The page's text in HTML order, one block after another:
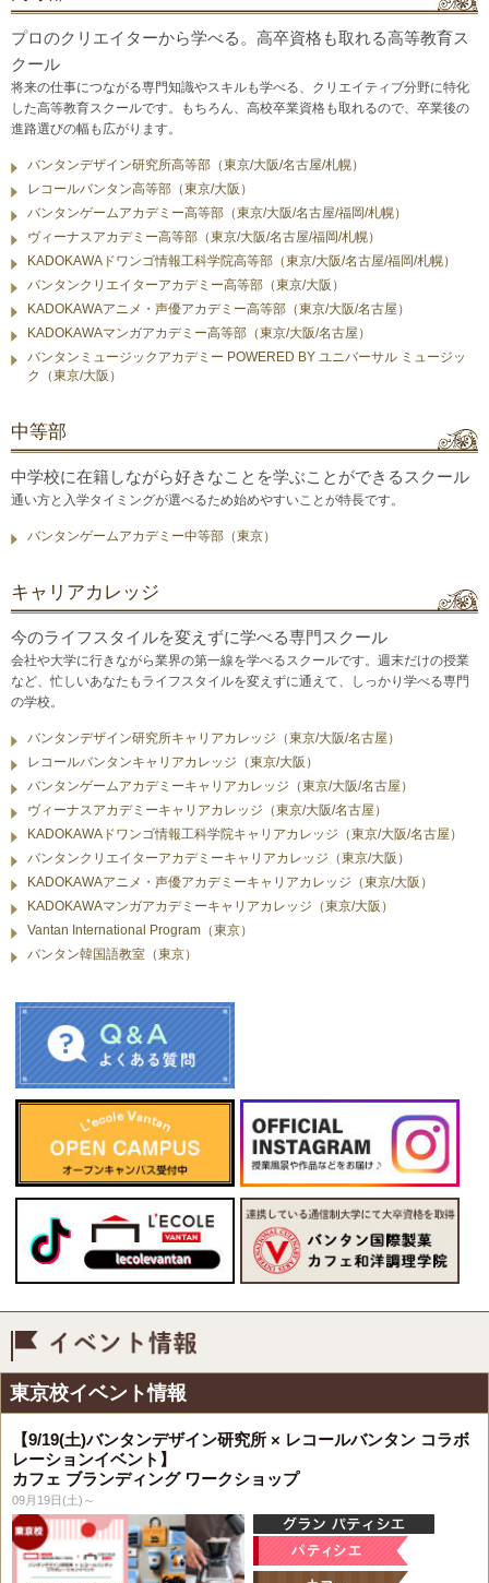
プロのクリエイターから学べる。高卒資格も取れる高等教育ス
クール
将来の仕事につながる専門知識やスキルも学べる、クリエイティブ分野に特化
した高等教育スクールです。もちろん、高校卒業資格も取れるので、卒業後の
進路選びの幅も広がります。
バンタンデザイン研究所高等部（東京/大阪/名古屋/札幌）
レコールバンタン高等部（東京/大阪）
バンタンゲームアカデミー高等部（東京/大阪/名古屋/福岡/札幌）
ヴィーナスアカデミー高等部（東京/大阪/名古屋/福岡/札幌）
KADOKAWAドワンゴ情報工科学院高等部（東京/大阪/名古屋/福岡/札幌）
バンタンクリエイターアカデミー高等部（東京/大阪）
KADOKAWAアニメ・声優アカデミー高等部（東京/大阪/名古屋）
KADOKAWAマンガアカデミー高等部（東京/大阪/名古屋）
バンタンミュージックアカデミー POWERED BY ユニバーサル ミュージッ
ク（東京/大阪）
中等部
中学校に在籍しながら好きなことを学ぶことができるスクール
通い方と入学タイミングが選べるため始めやすいことが特長です。
バンタンゲームアカデミー中等部（東京）
キャリアカレッジ
今のライフスタイルを変えずに学べる専門スクール
会社や大学に行きながら業界の第一線を学べるスクールです。週末だけの授業
など、忙しいあなたもライフスタイルを変えずに通えて、しっかり学べる専門
の学校。
バンタンデザイン研究所キャリアカレッジ（東京/大阪/名古屋）
レコールバンタンキャリアカレッジ（東京/大阪）
バンタンゲームアカデミーキャリアカレッジ（東京/大阪/名古屋）
ヴィーナスアカデミーキャリアカレッジ（東京/大阪/名古屋）
KADOKAWAドワンゴ情報工科学院キャリアカレッジ（東京/大阪/名古屋）
バンタンクリエイターアカデミーキャリアカレッジ（東京/大阪）
KADOKAWAアニメ・声優アカデミーキャリアカレッジ（東京/大阪）
KADOKAWAマンガアカデミーキャリアカレッジ（東京/大阪）
Vantan International Program（東京）
バンタン韓国語教室（東京）
東京校イベント情報
【9/19(土)バンタンデザイン研究所 × レコールバンタン コラボ
レーションイベント】
カフェ ブランディング ワークショップ
09月19日(土)～